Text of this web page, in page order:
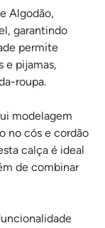
Algodão,
garantindo
permite
e pijamas,
roupa.
modelagem
no cós e cordão
calça é ideal
de combinar